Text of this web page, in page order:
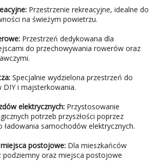
Przestrzenie rekreacyjne, idealne do
na świeżym powietrzu.
Przestrzeń dedykowana dla
do przechowywania rowerów oraz
Specjalnie wydzielona przestrzeń do
i majsterkowania.
elektrycznych: Przystosowanie
potrzeb przyszłości poprzez
ładowania samochodów elektrycznych.
postojowe: Dla mieszkańców
podziemny oraz miejsca postojowe